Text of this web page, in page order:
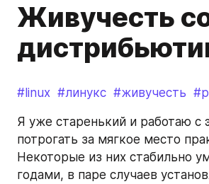
Живучесть
#linux #линукс #живучесть
Я уже старенький и работаю с
потрогать за мягкое место
Некоторые из них стабильно
годами, в паре случаев